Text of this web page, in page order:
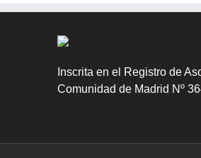
Inscrita en el Registro de
Comunidad de Madrid Nº